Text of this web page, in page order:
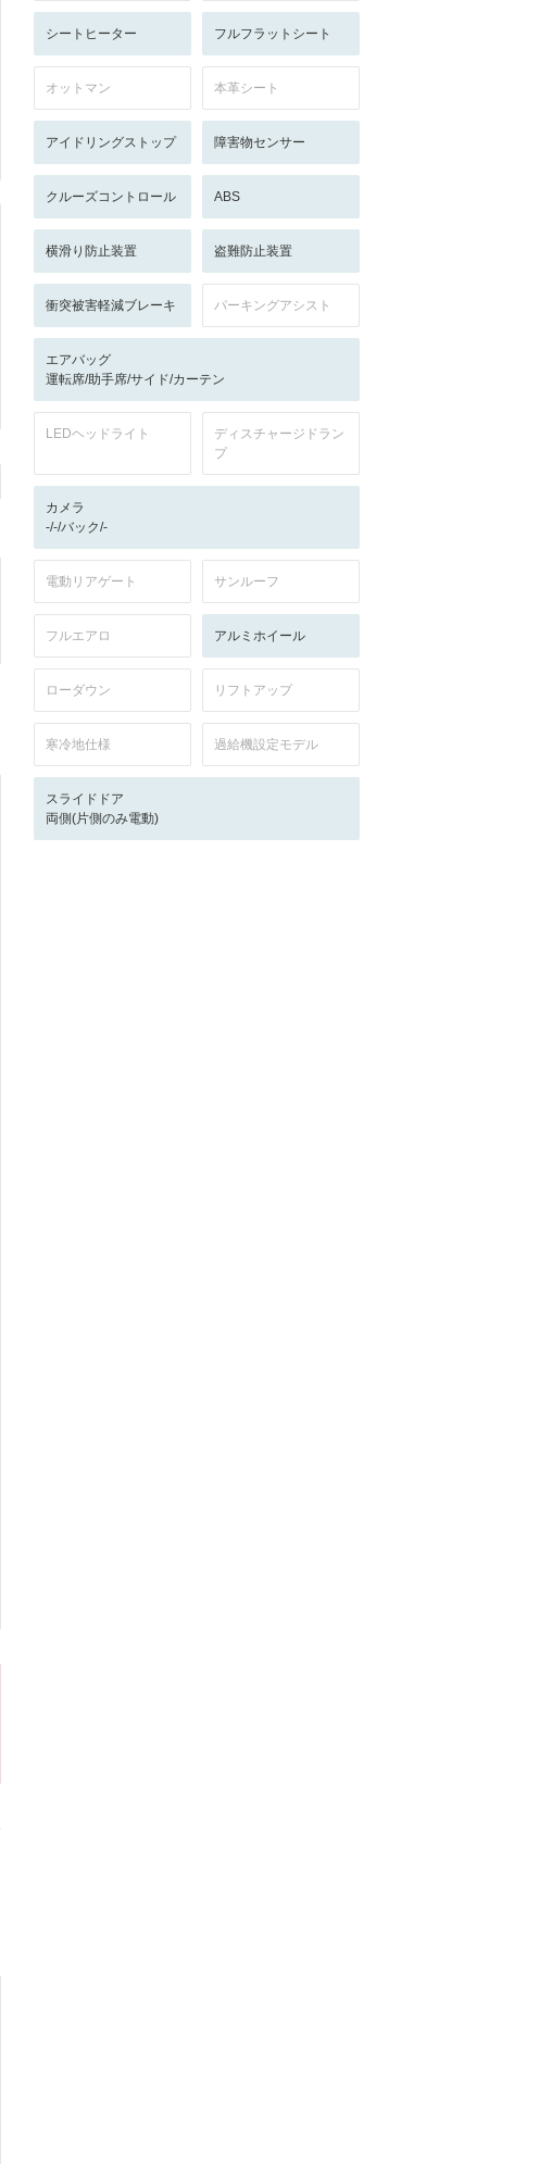
シートヒーター フルフラットシート
オットマン 本革シート
アイドリングストップ 障害物センサー
クルーズコントロール ABS
横滑り防止装置 盗難防止装置
衝突被害軽減ブレーキ パーキングアシスト
エアバッグ
運転席/助手席/サイド/カーテン
LEDヘッドライト
ディスチャージドラン
プ
カメラ
-/-/バック/-
電動リアゲート サンルーフ
フルエアロ アルミホイール
ローダウン リフトアップ
寒冷地仕様 過給機設定モデル
スライドドア
両側(片側のみ電動)